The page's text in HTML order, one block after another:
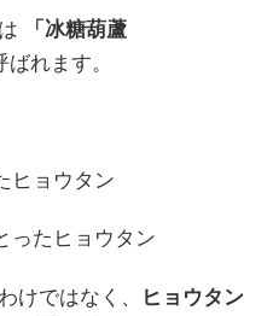
「冰糖葫蘆
ばれます。
ヒョウタン
ったヒョウタン
けではなく、
ヒョウタン